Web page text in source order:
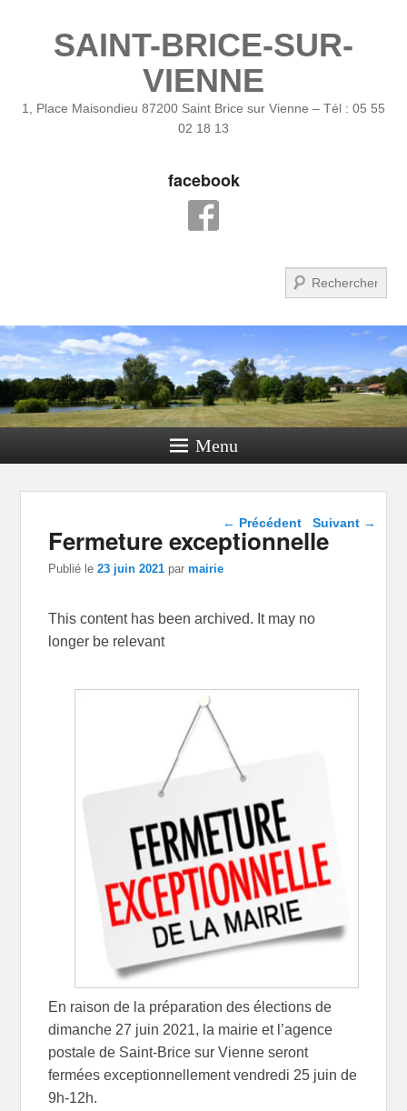
SAINT-BRICE-SUR-
VIENNE
1, Place Maisondieu 87200 Saint Brice sur Vienne – Tél : 05 55
02 18 13
facebook
Menu
Navigation dans les
← Précédent Suivant →
Fermeture exceptionnelle
Publié le23 juin 2021 parmairie
This content has been archived. It may no
longer be relevant
En raison de la préparation des élections de
dimanche 27 juin 2021, la mairie et l’agence
postale de Saint-Brice sur Vienne seront
fermées exceptionnellement vendredi 25 juin de
9h-12h.